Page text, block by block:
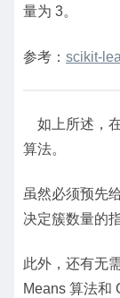
量为 3。
参考： scikit-
如上所述，
算法。
虽然必须预先
决定簇数量的
此外，还有无
Means 算法和